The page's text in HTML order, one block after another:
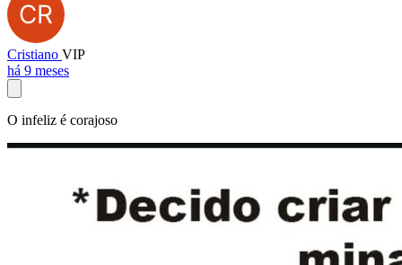
Cristiano VIP
há 9 meses
O infeliz é corajoso